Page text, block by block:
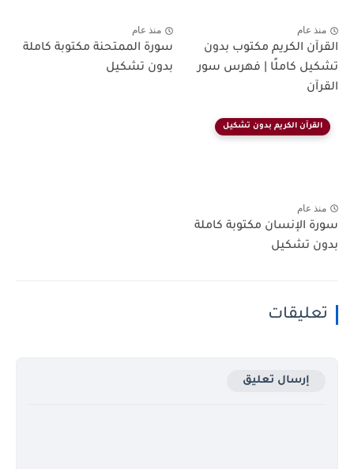
منذ عام
القرآن الكريم مكتوب بدون
تشكيل كاملًا | فهرس سور
القرآن
منذ عام
سورة الممتحنة مكتوبة كاملة
بدون تشكيل
القرآن الكريم بدون تشكيل
منذ عام
سورة الإنسان مكتوبة كاملة
بدون تشكيل
تعليقات
إرسال تعليق